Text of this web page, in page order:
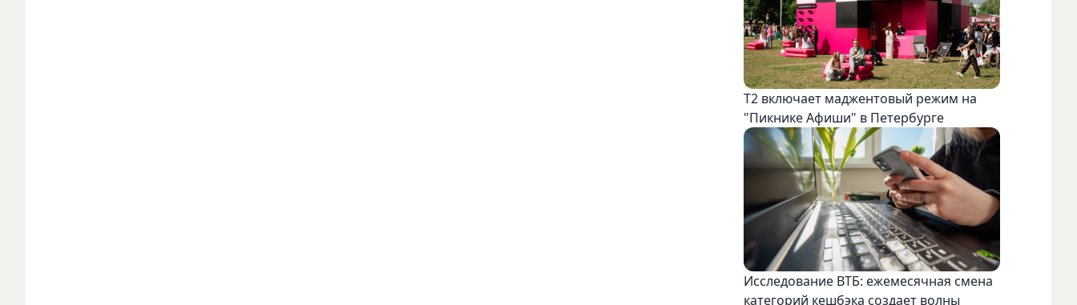
Т2 включает маджентовый режим на
"Пикнике Афиши" в Петербурге
Исследование ВТБ: ежемесячная смена
категорий кешбэка создает волны